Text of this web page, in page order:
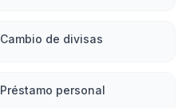
Cambio de divisas
Préstamo personal